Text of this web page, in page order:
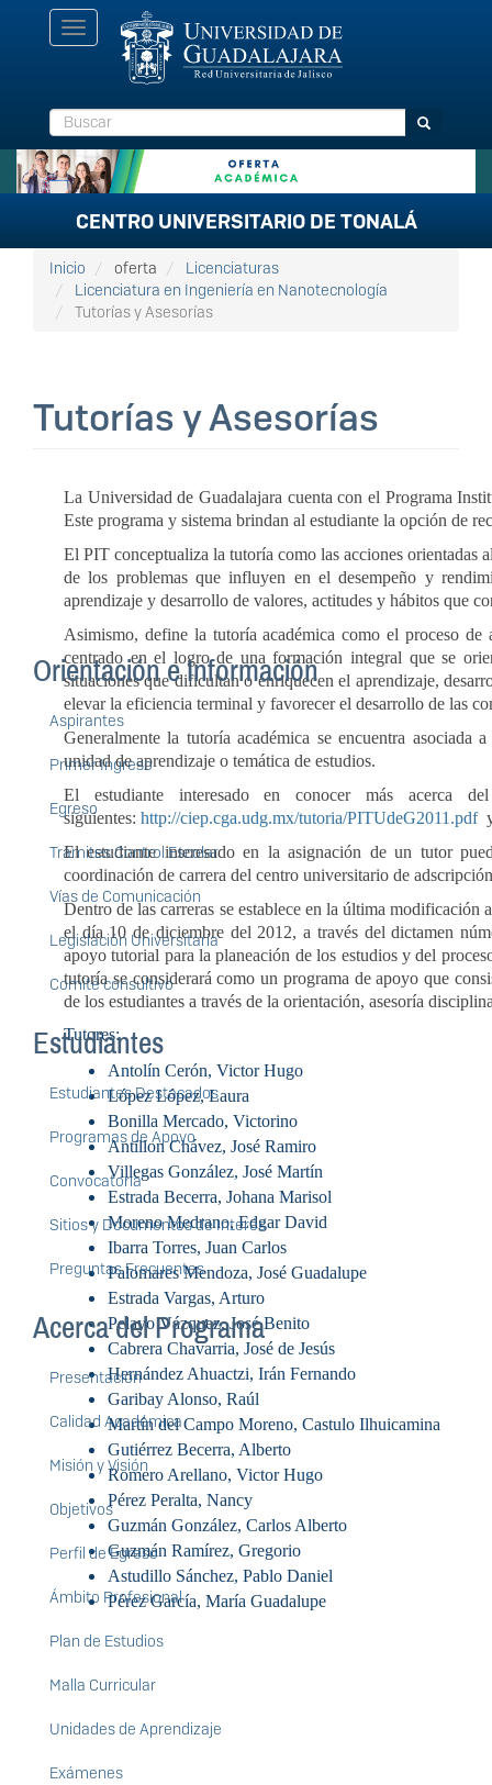
Toggle
navigation
Buscar Buscar
CENTRO UNIVERSITARIO DE TONALÁ
Inicio oferta
Licenciaturas
Licenciatura en Ingeniería en Nanotecnología
Tutorías y Asesorías
Tutorías y Asesorías
La Universidad de Guadalajara cuenta con el Programa
Este programa y sistema brindan al estudiante la opción de
El PIT conceptualiza la tutoría como las acciones orientadas
de los problemas que influyen en el desempeño y
aprendizaje y desarrollo de valores, actitudes y hábitos que
Asimismo, define la tutoría académica como el proceso de
centrado en el logro de una formación integral que se
situaciones que dificultan o enriquecen el aprendizaje,
elevar la eficiencia terminal y favorecer el desarrollo de las
Generalmente la tutoría académica se encuentra
unidad de aprendizaje o temática de estudios.
El estudiante interesado en conocer más acerca
siguientes: http://ciep.cga.udg.mx/tutoria/PITUdeG2011.pdf
El estudiante interesado en la asignación de un tutor
coordinación de carrera del centro universitario de
Dentro de las carreras se establece en la última
el día 10 de diciembre del 2012, a través del dictamen
apoyo tutorial para la planeación de los estudios y del
tutoría se considerará como un programa de apoyo que
de los estudiantes a través de la orientación, asesoría
Tutores:
Antolín Cerón, Victor Hugo
López López, Laura
Bonilla Mercado, Victorino
Antillon Chávez, José Ramiro
Villegas González, José Martín
Estrada Becerra, Johana Marisol
Moreno Medrano, Edgar David
Ibarra Torres, Juan Carlos
Palomares Mendoza, José Guadalupe
Estrada Vargas, Arturo
Pelayo Vázquez, José Benito
Cabrera Chavarria, José de Jesús
Hernández Ahuactzi, Irán Fernando
Garibay Alonso, Raúl
Martín del Campo Moreno, Castulo Ilhuicamina
Gutiérrez Becerra, Alberto
Romero Arellano, Victor Hugo
Pérez Peralta, Nancy
Guzmán González, Carlos Alberto
Guzmán Ramírez, Gregorio
Astudillo Sánchez, Pablo Daniel
Pérez García, María Guadalupe
Orientación e Información
Aspirantes
Primer Ingreso
Egreso
Trámites Control Escolar
Vías de Comunicación
Legislación Universitaria
Comité consultivo
Estudiantes
Estudiantes Destacados
Programas de Apoyo
Convocatoria
Sitios y Documentos de Interés
Preguntas Frecuentes
Acerca del Programa
Presentación
Calidad Académica
Misión y Visión
Objetivos
Perfil de Egreso
Ámbito Profesional
Plan de Estudios
Malla Curricular
Unidades de Aprendizaje
Exámenes